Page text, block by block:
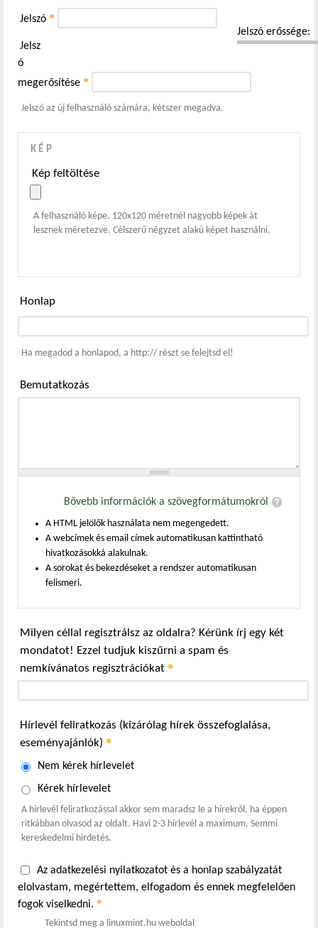
Jelszó erőssége:
Jelszó *
Jelsz
ó
megerősítése *
Jelszó az új felhasználó számára, kétszer megadva.
KÉP
Kép feltöltése
A felhasználó képe. 120x120 méretnél nagyobb képek át
lesznek méretezve. Célszerű négyzet alakú képet használni.
Honlap
Ha megadod a honlapod, a http:// részt se felejtsd el!
Bemutatkozás
Bővebb információk a szövegformátumokról
A HTML jelölők használata nem megengedett.
A webcímek és email címek automatikusan kattintható
hivatkozásokká alakulnak.
A sorokat és bekezdéseket a rendszer automatikusan
felismeri.
Milyen céllal regisztrálsz az oldalra? Kérünk írj egy két
mondatot! Ezzel tudjuk kiszűrni a spam és
nemkívánatos regisztrációkat *
Hírlevél feliratkozás (kizárólag hírek összefoglalása,
eseményajánlók) *
Nem kérek hírlevelet
Kérek hírlevelet
A hírlevél feliratkozással akkor sem maradsz le a hírekről, ha éppen
ritkábban olvasod az oldalt. Havi 2-3 hírlevél a maximum. Semmi
kereskedelmi hirdetés.
Az adatkezelési nyilatkozatot és a honlap szabályzatát
elolvastam, megértettem, elfogadom és ennek megfelelően
fogok viselkedni. *
Tekintsd meg a linuxmint.hu weboldal